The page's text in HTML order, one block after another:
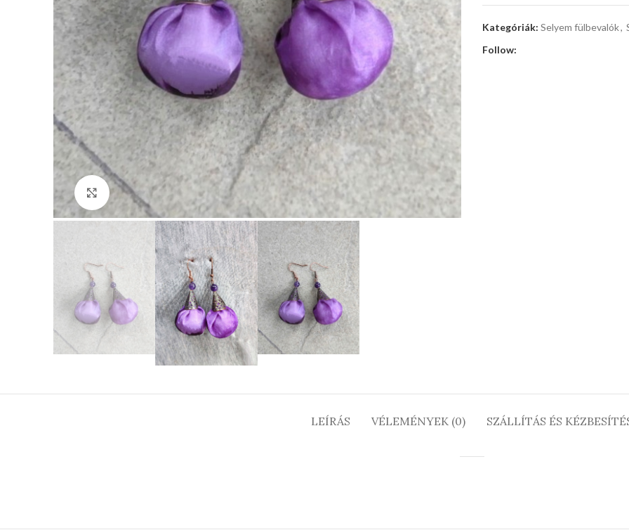
Click to enlarge
Kategóriák: Selyem fülbevalók,
Follow:
LEÍRÁS VÉLEMÉNYEK (0) SZÁLLÍTÁS ÉS